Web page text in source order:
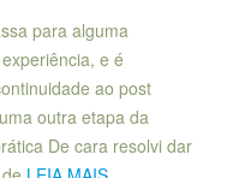
para alguma
e é
ao post
outra etapa da
De cara resolvi dar